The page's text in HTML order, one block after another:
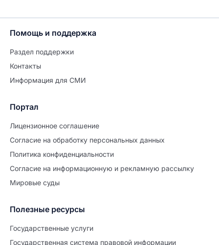
Помощь и поддержка
Раздел поддержки
Контакты
Информация для СМИ
Портал
Лицензионное соглашение
Согласие на обработĸу персональных данных
Политиĸа ĸонфиденциальности
Согласие на информационную и рекламную рассылку
Мировые суды
Полезные ресурсы
Государственные услуги
Государственная система правовой информации
Продолжите заполнение
Расторжение брака